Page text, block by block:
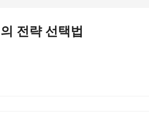
전략 선택법